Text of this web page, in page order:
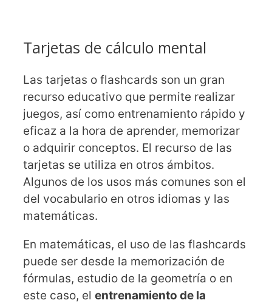
Tarjetas de cálculo mental
Las tarjetas o flashcards son un gran
recurso educativo que permite realizar
juegos, así como entrenamiento rápido y
eficaz a la hora de aprender, memorizar
o adquirir conceptos. El recurso de las
tarjetas se utiliza en otros ámbitos.
Algunos de los usos más comunes son el
del vocabulario en otros idiomas y las
matemáticas.
En matemáticas, el uso de las flashcards
puede ser desde la memorización de
fórmulas, estudio de la geometría o en
este caso, el entrenamiento de la